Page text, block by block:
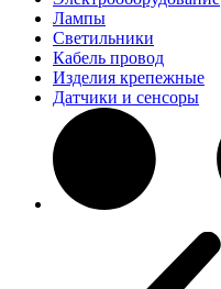
Лампы
Светильники
Кабель провод
Изделия крепежные
Датчики и сенсоры